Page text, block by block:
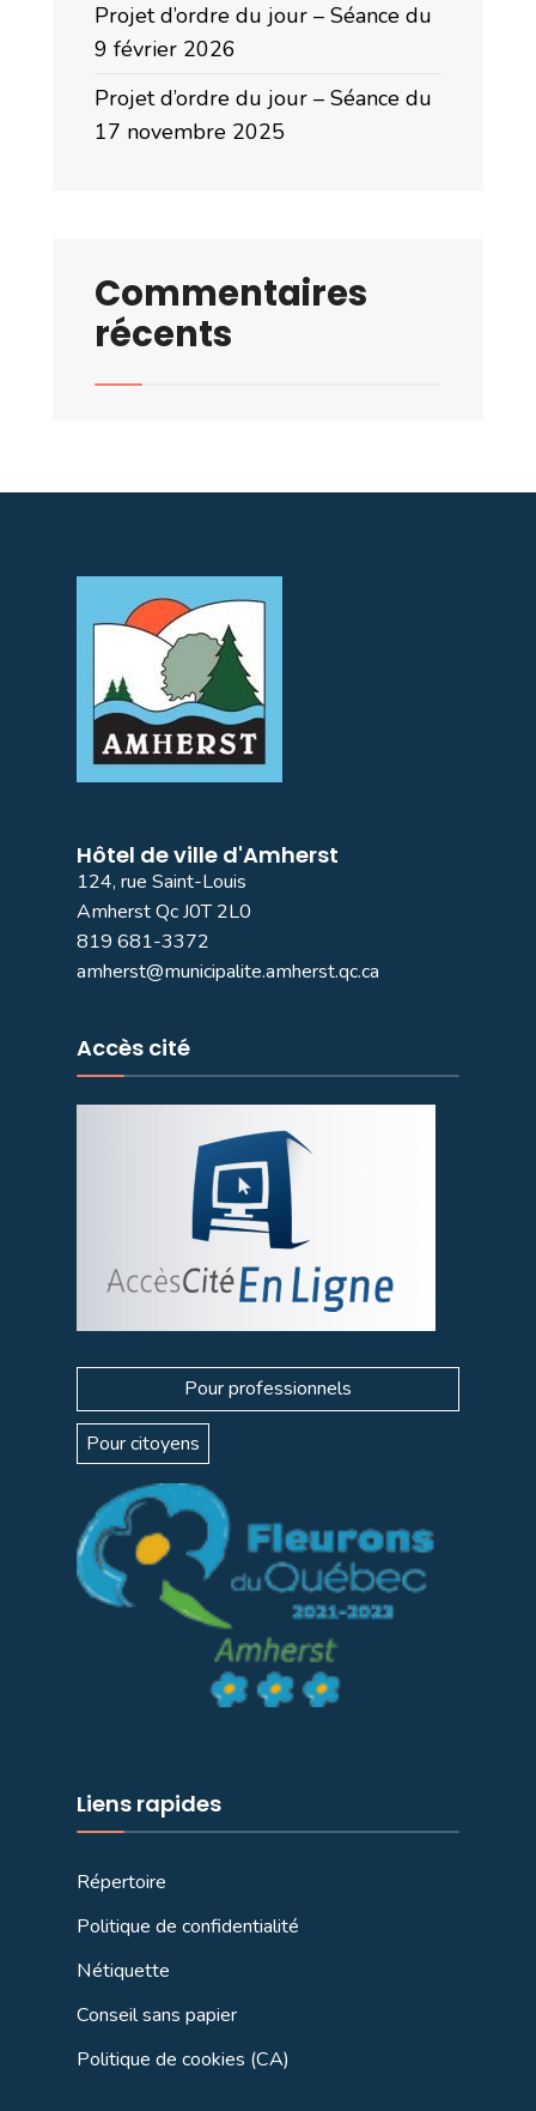
Projet d’ordre du jour – Séance du
9 février 2026
Projet d’ordre du jour – Séance du
17 novembre 2025
Commentaires
récents
Hôtel de ville d'Amherst
124, rue Saint-Louis
Amherst Qc J0T 2L0
819 681-3372
amherst@municipalite.amherst.qc.ca
Accès cité
Pour professionnels
Pour citoyens
Liens rapides
Répertoire
Politique de confidentialité
Nétiquette
Conseil sans papier
Politique de cookies (CA)